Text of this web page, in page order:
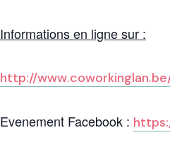
Informations en ligne sur :
http://
Evenement Facebook :